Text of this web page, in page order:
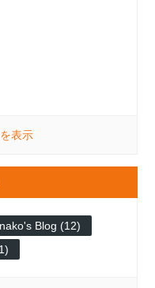
表示
Blog (12)